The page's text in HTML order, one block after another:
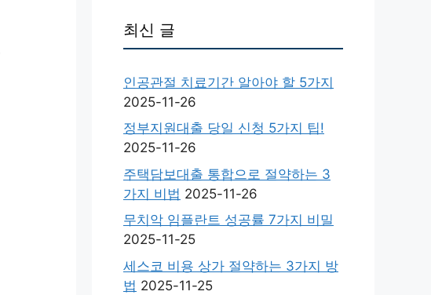
최신 글
인공관절 치료기간 알아야 할 5가지
2025-11-26
정부지원대출 당일 신청 5가지 팁!
2025-11-26
주택담보대출 통합으로 절약하는 3
가지 비법 2025-11-26
무치악 임플란트 성공률 7가지 비밀
2025-11-25
세스코 비용 상가 절약하는 3가지 방
법 2025-11-25